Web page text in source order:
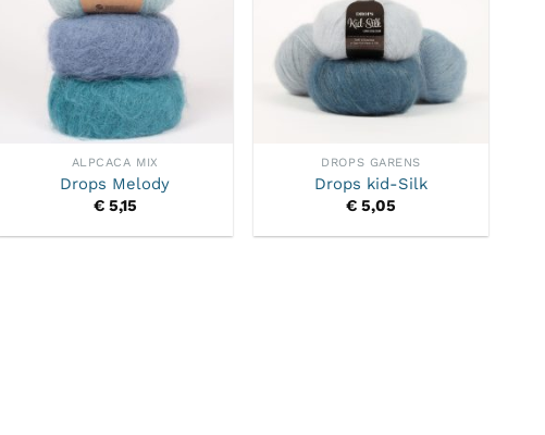
ALPCACA MIX
Drops Melody
€5,15
DROPS GARENS
Drops kid-Silk
€ 5,05